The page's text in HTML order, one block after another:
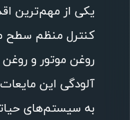
یکی از مهم‌ترین
کنترل منظم سطح
روغن موتور و
آلودگی این
به سیستم‌های